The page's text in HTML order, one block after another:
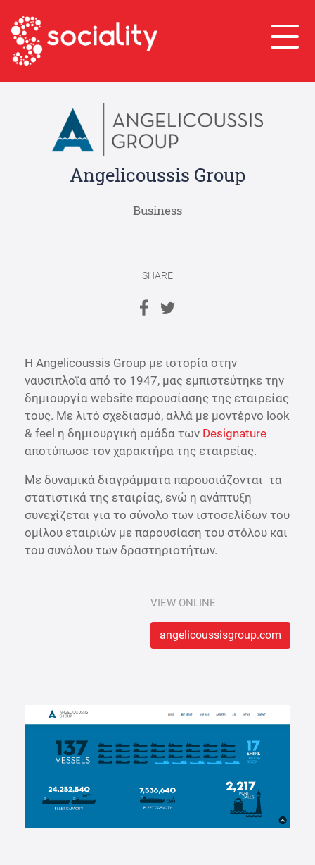
Angelicoussis Group
Business
SHARE
Η Angelicoussis Group με ιστορία στην
ναυσιπλοϊα από το 1947, μας εμπιστεύτηκε την
δημιουργία website παρουσίασης της εταιρείας
τους. Με λιτό σχεδιασμό, αλλά με μοντέρνο look
& feel η δημιουργική ομάδα των Designature
αποτύπωσε τον χαρακτήρα της εταιρείας.
Με δυναμικά διαγράμματα παρουσιάζονται τα
στατιστικά της εταιρίας, ενώ η ανάπτυξη
συνεχίζεται για το σύνολο των ιστοσελίδων του
ομίλου εταιριών με παρουσίαση του στόλου και
του συνόλου των δραστηριοτήτων.
VIEW ONLINE
angelicoussisgroup.com